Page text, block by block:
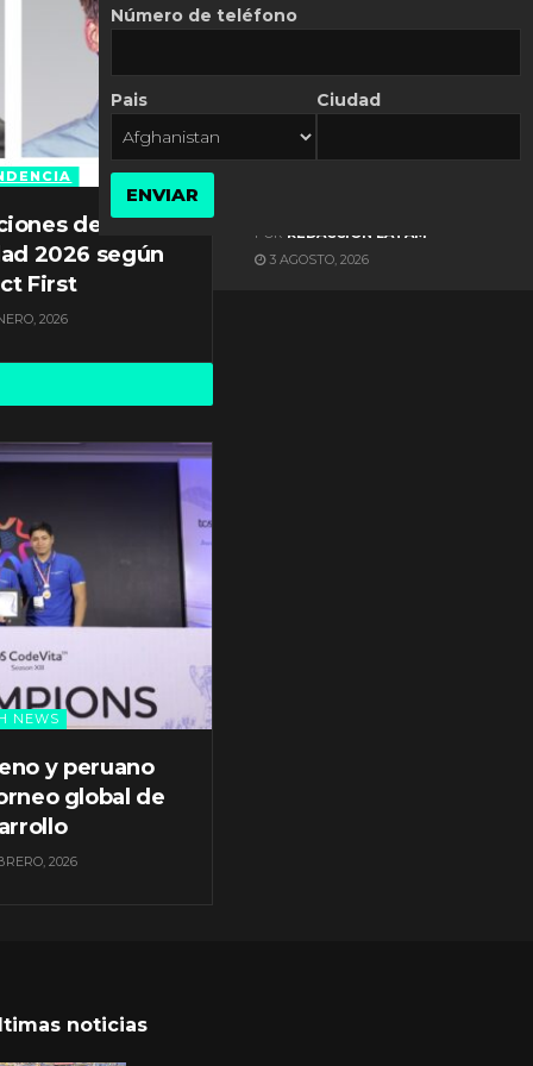
de
2026 según
First
2026
NEWS
y peruano
global de
2026
ES NOTICIA
POR REDACCIÓN LATAM
3 AGOSTO, 2026
noticias
Número de teléfono
Pais Ciudad
ENVIAR